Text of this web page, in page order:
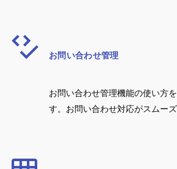
お問い合わせ管理
お問い合わせ管理機能の使い方
す。お問い合わせ対応がスムーズ